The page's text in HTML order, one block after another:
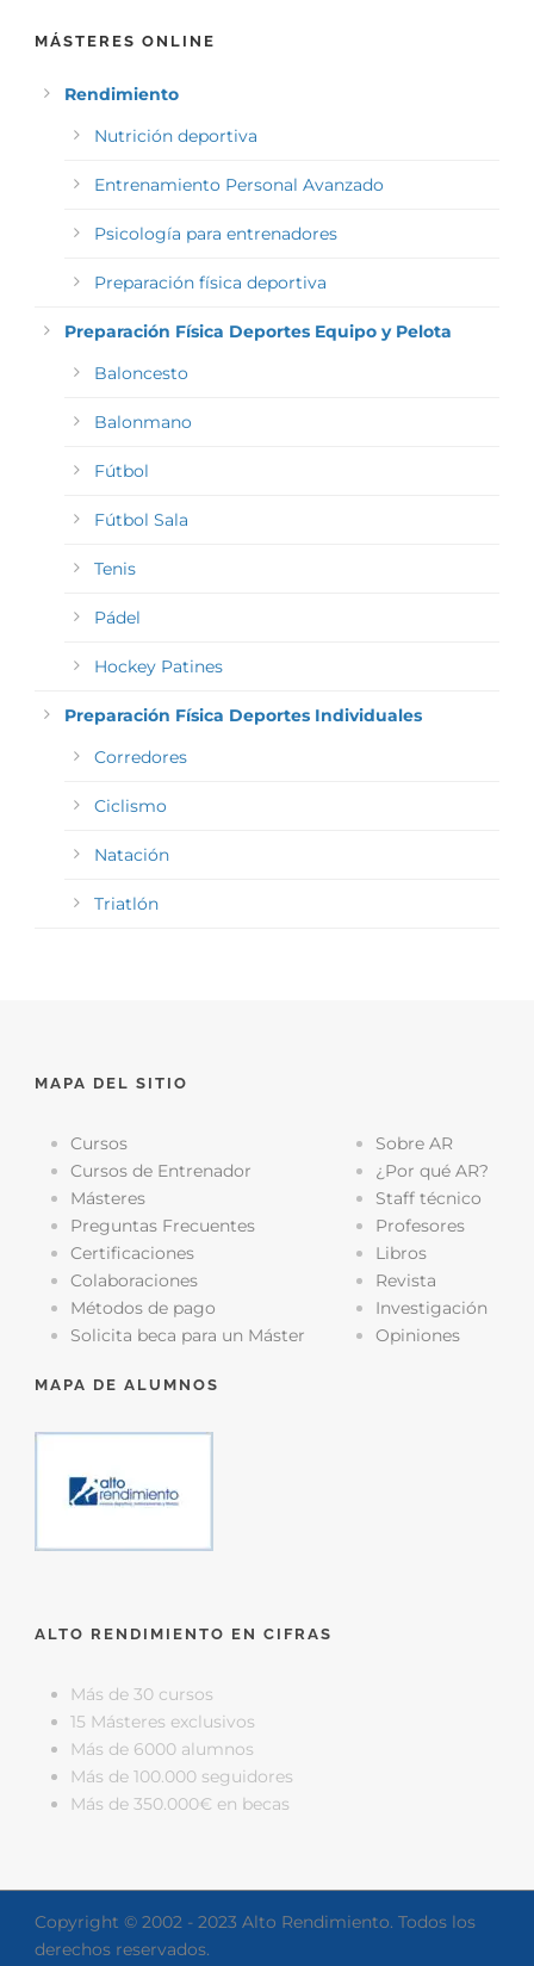
MÁSTERES ONLINE
Rendimiento
Nutrición deportiva
Entrenamiento Personal Avanzado
Psicología para entrenadores
Preparación física deportiva
Preparación Física Deportes Equipo y Pelota
Baloncesto
Balonmano
Fútbol
Fútbol Sala
Tenis
Pádel
Hockey Patines
Preparación Física Deportes Individuales
Corredores
Ciclismo
Natación
Triatlón
MAPA DEL SITIO
Cursos
Cursos de Entrenador
Másteres
Preguntas Frecuentes
Certificaciones
Colaboraciones
Métodos de pago
Solicita beca para un Máster
Sobre AR
¿Por qué AR?
Staff técnico
Profesores
Libros
Revista
Investigación
Opiniones
MAPA DE ALUMNOS
ALTO RENDIMIENTO EN CIFRAS
Más de 30 cursos
15 Másteres exclusivos
Más de 6000 alumnos
Más de 100.000 seguidores
Más de 350.000€ en becas
Copyright © 2002 - 2023 Alto Rendimiento. Todos los
derechos reservados.